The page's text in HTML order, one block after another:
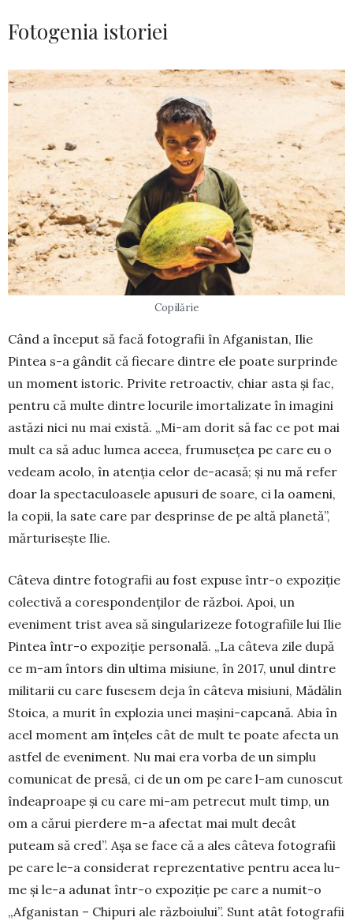
Fotogenia istoriei
Copilărie
Când a început să facă foto­gra­fii în Afganistan, Ilie
Pintea s-a gân­dit că fiecare dintre ele poate sur­prinde
un moment istoric. Pri­vite retroactiv, chiar asta și fac,
pentru că multe dintre locurile imortalizate în imagini
astăzi nici nu mai există. „Mi-am dorit să fac ce pot mai
mult ca să aduc lumea aceea, frumusețea pe care eu o
vedeam acolo, în atenția celor de-acasă; și nu mă refer
doar la spec­taculoasele apusuri de soare, ci la oa­meni,
la copii, la sate care par des­prinse de pe altă planetă”,
măr­turisește Ilie.
Câteva dintre fotografii au fost expuse într-o expoziție
colectivă a corespondenților de război. Apoi, un
eveniment trist avea să singularizeze foto­gra­fiile lui Ilie
Pin­tea într-o expoziție personală. „La câteva zile du­pă
ce m-am întors din ultima mi­siune, în 2017, unul dintre
militarii cu care fu­sesem deja în câteva misiuni, Mădălin
Stoica, a murit în explozia unei mașini-capcană. Abia în
acel mo­ment am înțeles cât de mult te poate afecta un
astfel de eveniment. Nu mai era vorba de un simplu
comunicat de pre­să, ci de un om pe care l-am cunoscut
îndeaproape și cu care mi-am petrecut mult timp, un
om a cărui pierdere m-a afectat mai mult decât
puteam să cred”. Așa se face că a ales câteva fotografii
pe care le-a consi­derat reprezen­tative pentru acea lu­
me și le-a adunat într-o ex­po­ziție pe care a nu­mit-o
„Afganistan – Chipuri ale războiului”. Sunt atât fotografii